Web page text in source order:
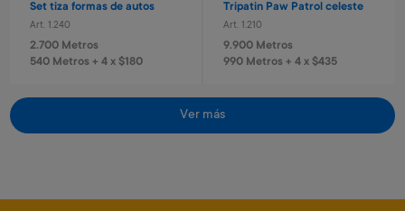
Set tiza formas de autos
Art. 1.240
2.700 Metros
540 Metros + 4 x $180
Tripatin Paw Patrol celeste
Art. 1.210
9.900 Metros
990 Metros + 4 x $435
Ver más